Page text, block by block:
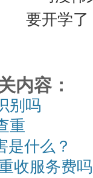
内容：
别吗
重
是什么？
收服务费